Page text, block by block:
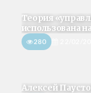
Теория
использована на
280
Алексей